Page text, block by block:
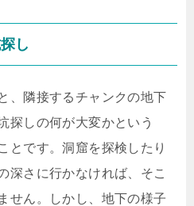
し
、隣接するチャンクの地下
探しの何が大変かという
とです。洞窟を探検したり
深さに行かなければ、そこ
せん。しかし、地下の様子